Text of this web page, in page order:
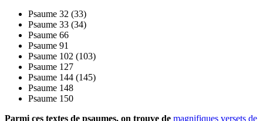
Psaume 32 (33)
Psaume 33 (34)
Psaume 66
Psaume 91
Psaume 102 (103)
Psaume 127
Psaume 144 (145)
Psaume 148
Psaume 150
Parmi ces textes de psaumes, on trouve de magnifiques versets de